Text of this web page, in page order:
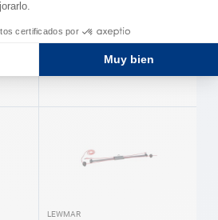
LEWMAR